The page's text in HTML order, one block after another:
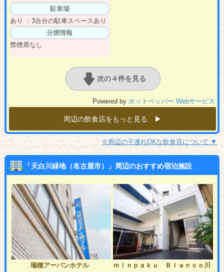
駐車場
あり ：3台分の駐車スペースあり
分煙情報
禁煙席なし
次の４件を見る
Powered by ホットペッパー Webサービス
周辺の飲食店をもっと見る ▶︎
※周辺の子連れOKな飲食店について ▼
「天白川緑地（名古屋市）」周辺のおすすめ宿泊施設
瑞穂アーバンホテル
ｍｉｎｐａｋｕ Ｂｌａｎｃｏ川